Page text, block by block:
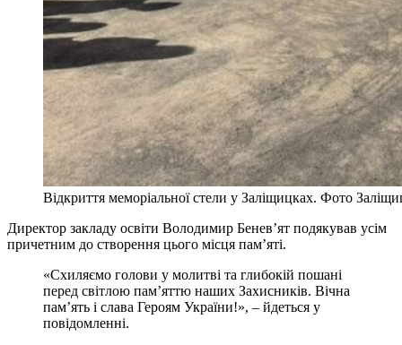
Відкриття меморіальної стели у Заліщицках. Фото
Директор закладу освіти Володимир Бенев’ят подякував усім
причетним до створення цього місця пам’яті.
«Схиляємо голови у молитві та глибокій пошані
перед світлою пам’яттю наших Захисників. Вічна
пам’ять і слава Героям України!», – йдеться у
повідомленні.